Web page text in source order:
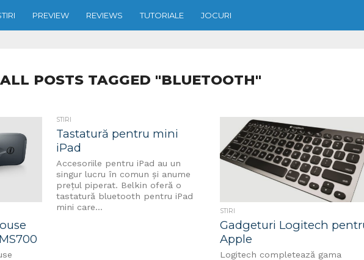
PREVIEW REVIEWS TUTORIALE JOCURI
ALL POSTS TAGGED "BLUETOOTH"
STIRI
Tastatură pentru mini
iPad
Accesoriile pentru iPad au un
singur lucru în comun și anume
prețul piperat. Belkin oferă o
tastatură bluetooth pentru iPad
mini care...
STIRI
Gadgeturi Logitech
Apple
Logitech completează gama